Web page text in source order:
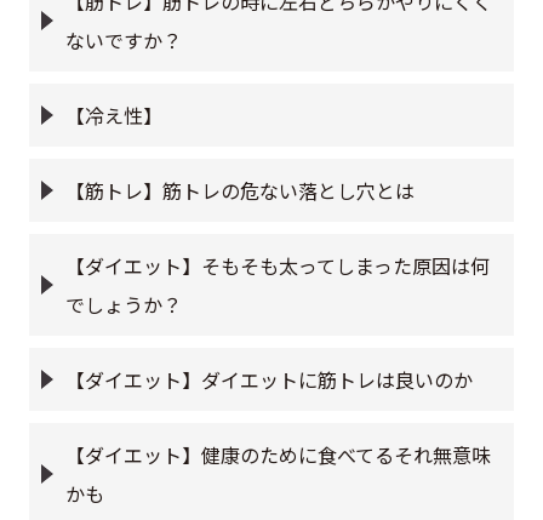
ないですか？
【冷え性】
【筋トレ】筋トレの危ない落とし穴とは
【ダイエット】そもそも太ってしまった原因は何
でしょうか？
【ダイエット】ダイエットに筋トレは良いのか
【ダイエット】健康のために食べてるそれ無意味
かも